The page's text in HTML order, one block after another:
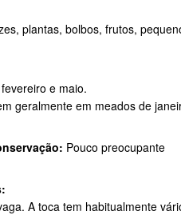
plantas, bolbos, frutos,
e maio.
geralmente em meados de
Pouco preocupante
A toca tem habitualmente